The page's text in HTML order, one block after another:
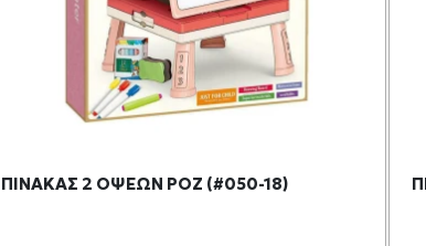
ΠΙΝΑΚΑΣ 2 ΟΨΕΩΝ ΡΟΖ (#050-18)